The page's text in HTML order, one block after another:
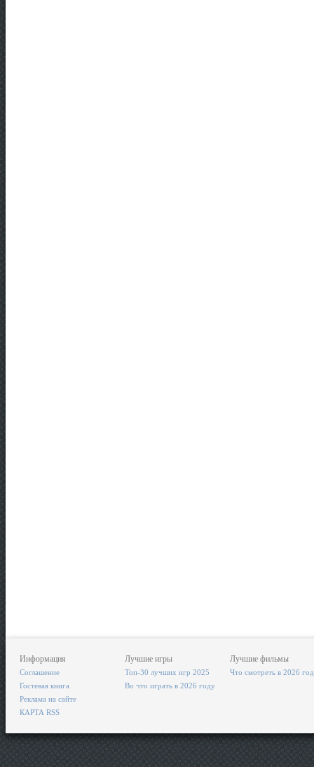
Информация
Соглашение
Гостевая книга
Реклама на сайте
КАРТА RSS
Лучшие игры
Топ-30 лучших игр 2025
Во что играть в 2026 году
Лучшие фильмы
Что смотреть в 2026